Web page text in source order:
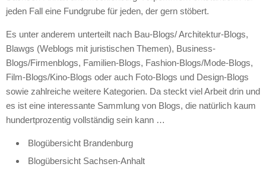
jeden Fall eine Fundgrube für jeden, der gern stöbert.
Es unter anderem unterteilt nach Bau-Blogs/ Architektur-Blogs,
Blawgs (Weblogs mit juristischen Themen), Business-
Blogs/Firmenblogs, Familien-Blogs, Fashion-Blogs/Mode-Blogs,
Film-Blogs/Kino-Blogs oder auch Foto-Blogs und Design-Blogs
sowie zahlreiche weitere Kategorien. Da steckt viel Arbeit drin und
es ist eine interessante Sammlung von Blogs, die natürlich kaum
hundertprozentig vollständig sein kann …
Blogübersicht Brandenburg
Blogübersicht Sachsen-Anhalt